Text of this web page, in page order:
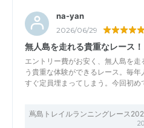
na-yan
2026/06/29
無人島を走れる貴重なレース！
エントリー費がお安く、無人島を走
う貴重な体験ができるレース。毎年
すぐ定員埋まってしまう。今回初め
蔦島トレイルランニングレース